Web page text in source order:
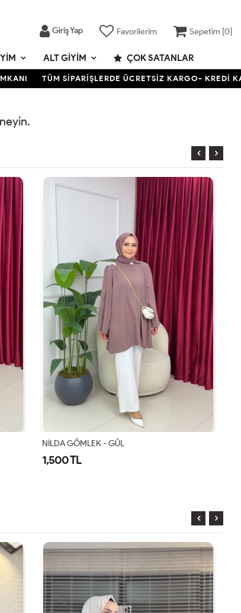
Giriş Yap Favorilerim Sepetim [0]
ALT GIYIM ÇOK SATANLAR
TÜM SİPARİŞLERDE ÜCRETSİZ KARGO- KREDİ
NİLDA GÖMLEK - GÜL
1,500 TL